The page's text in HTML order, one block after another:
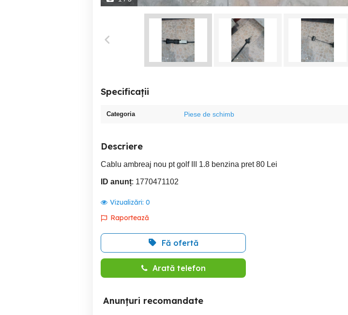
Specificații
Categoria Piese de schimb
Descriere
Cablu ambreaj nou pt golf III 1.8 benzina pret 80 Lei
ID anunț: 1770471102
Vizualizări: 0
Raportează
Fă ofertă
Arată telefon
Anunțuri recomandate